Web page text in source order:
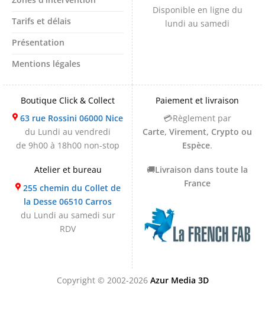
Tarifs et délais
Présentation
Mentions légales
Disponible en ligne du
lundi au samedi
Boutique Click & Collect
63 rue Rossini 06000 Nice
du Lundi au vendredi
de 9h00 à 18h00 non-stop
Atelier et bureau
255 chemin du Collet de
la Desse 06510 Carros
du Lundi au samedi sur
RDV
Paiement et livraison
💳Règlement par
Carte, Virement, Crypto ou
Espèce.
🚚Livraison dans toute la
France
Copyright © 2002-2026 Azur Media 3D